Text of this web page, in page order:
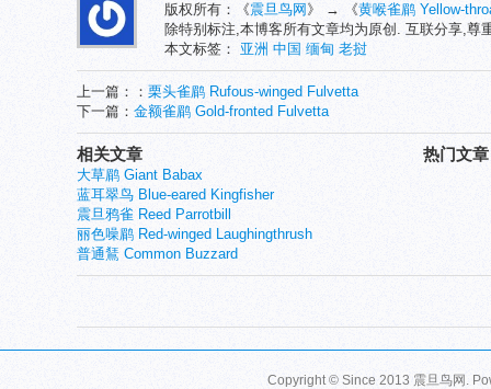
版权所有：《震旦鸟网 》 → 《黄喉雀鹛 Yellow-
除特别标注,本博客所有文章均为原创. 互联分享,尊
本文标签： 亚洲 中国 缅甸 老挝
上一篇：： 栗头雀鹛 Rufous-winged Fulvetta
下一篇： 金额雀鹛 Gold-fronted Fulvetta
热门文章
相关文章
大草鹛 Giant Babax
蓝耳翠鸟 Blue-eared Kingfisher
震旦鸦雀 Reed Parrotbill
丽色噪鹛 Red-winged Laughingthrush
普通鵟 Common Buzzard
Copyright © Since 2013 震旦鸟网 .